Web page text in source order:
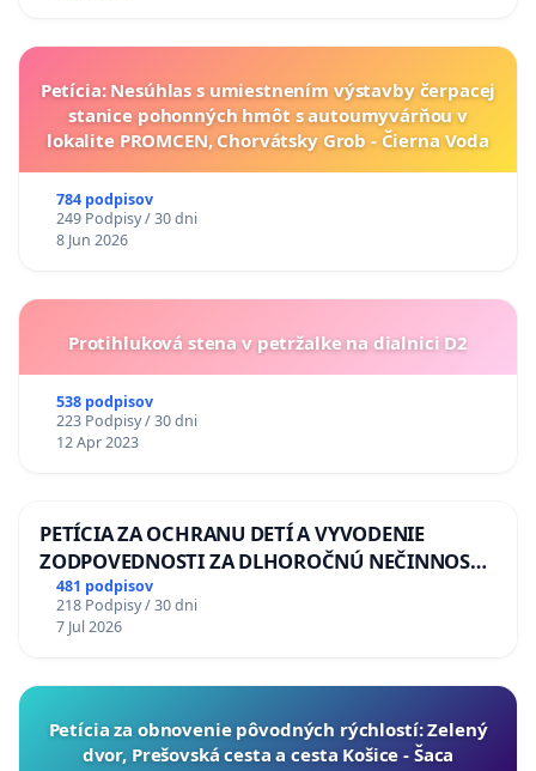
Petícia: Nesúhlas s umiestnením výstavby čerpacej
stanice pohonných hmôt s autoumyvárňou v
lokalite PROMCEN, Chorvátsky Grob - Čierna Voda
784 podpisov
249 Podpisy / 30 dni
8 Jun 2026
Protihluková stena v petržalke na dialnici D2
538 podpisov
223 Podpisy / 30 dni
12 Apr 2023
PETÍCIA ZA OCHRANU DETÍ A VYVODENIE
ZODPOVEDNOSTI ZA DLHOROČNÚ NEČINNOSŤ
A ZLYHANIE ŠTÁTU
481 podpisov
218 Podpisy / 30 dni
7 Jul 2026
​Petícia za obnovenie pôvodných rýchlostí: Zelený
dvor, Prešovská cesta a cesta Košice - Šaca